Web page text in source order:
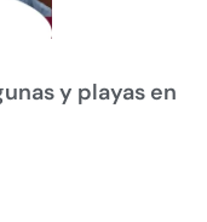
y playas en